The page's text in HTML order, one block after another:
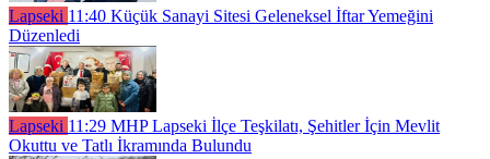
Lapseki 11:40 Küçük Sanayi Sitesi Geleneksel İftar Yemeğini
Düzenledi
Lapseki 11:29 MHP Lapseki İlçe Teşkilatı, Şehitler İçin Mevlit
Okuttu ve Tatlı İkramında Bulundu